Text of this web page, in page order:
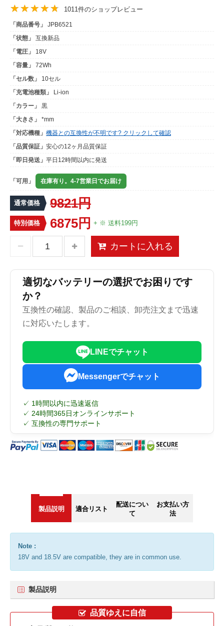
1011件のショップレビュー
「商品番号」
JPB6521
「状態」
互換新品
「電圧」
18V
「容量」
72Wh
「セル数」
10セル
「充電池種類」
Li-ion
「カラー」
黒
「大きさ」
*mm
「対応機種」 機器との互換性が不明です? クリックして確認
「品質保証」 安心の12ヶ月品質保証
「即日発送」 平日12時間以内に発送
「可用」 在庫有り。4-7営業日でお届け
通常価格 9821円
特別価格 6875円 + ※ 送料199円
カートに入れる
適切なバッテリーの選択でお困りです
か？
互換性の確認、製品のご相談、卸売注文まで迅速
に対応いたします。
LINEでチャット
Messengerでチャット
✓ 1時間以内に迅速返信
✓ 24時間365日オンラインサポート
✓ 互換性の専門サポート
製品説明 適合リスト
配送につい
て
お支払い方
法
Note :
18V and 18.5V are compatible, they are in common use.
製品説明
品質ゆえに自信